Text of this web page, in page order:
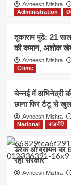
Avneesh Mishra
Administration
तुकाराम मुंढे: 21
की कमान, अशोक
Avneesh Mishra
Crime
चेन्नई में अभिनेत्री
छाना फिर टैटू से
Avneesh Mishra
National
राजनीति
डेरेक ओ’ब्रायन का
रही सरकार’
Avneesh Mishra